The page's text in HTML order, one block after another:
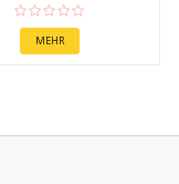
MEHR